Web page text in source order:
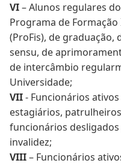
VI– Alunos regulares
Programa de
(ProFis), de
sensu, de
de intercâmbio
Universidade;
VII- Funcionários
estagiários,
funcionários
invalidez;
VIII– Funcionários